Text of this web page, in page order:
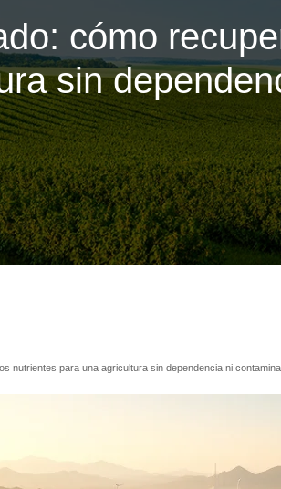
cómo
sin
nutrientes para una agricultura sin dependencia ni